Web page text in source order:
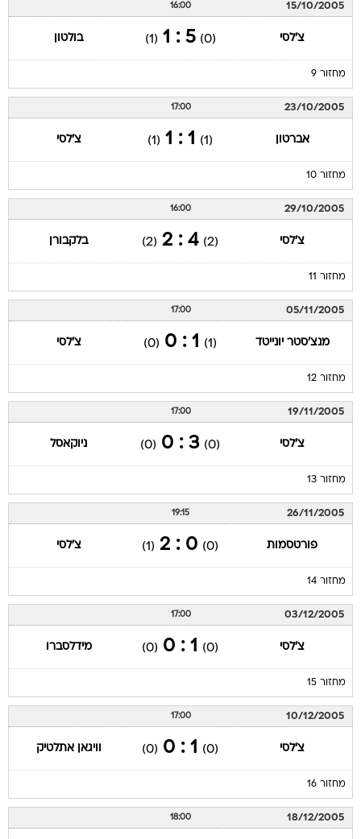
15/10/2005
16:00
צ'לסי (0)
5 : 1
(1) בולטון
מחזור 9
23/10/2005
17:00
אברטון (1)
1 : 1
(1) צ'לסי
מחזור 10
29/10/2005
16:00
צ'לסי (2)
4 : 2
(2) בלקבורן
מחזור 11
05/11/2005
17:00
מנצ'סטר יונייטד (1)
1 : 0
(0) צ'לסי
מחזור 12
19/11/2005
17:00
צ'לסי (0)
3 : 0
(0) ניוקאסל
מחזור 13
26/11/2005
19:15
פורטסמות (0)
0 : 2
(1) צ'לסי
מחזור 14
03/12/2005
17:00
צ'לסי (0)
1 : 0
(0) מידלסברו
מחזור 15
10/12/2005
17:00
צ'לסי (0)
1 : 0
(0) וויגאן אתלטיק
מחזור 16
18/12/2005
18:00